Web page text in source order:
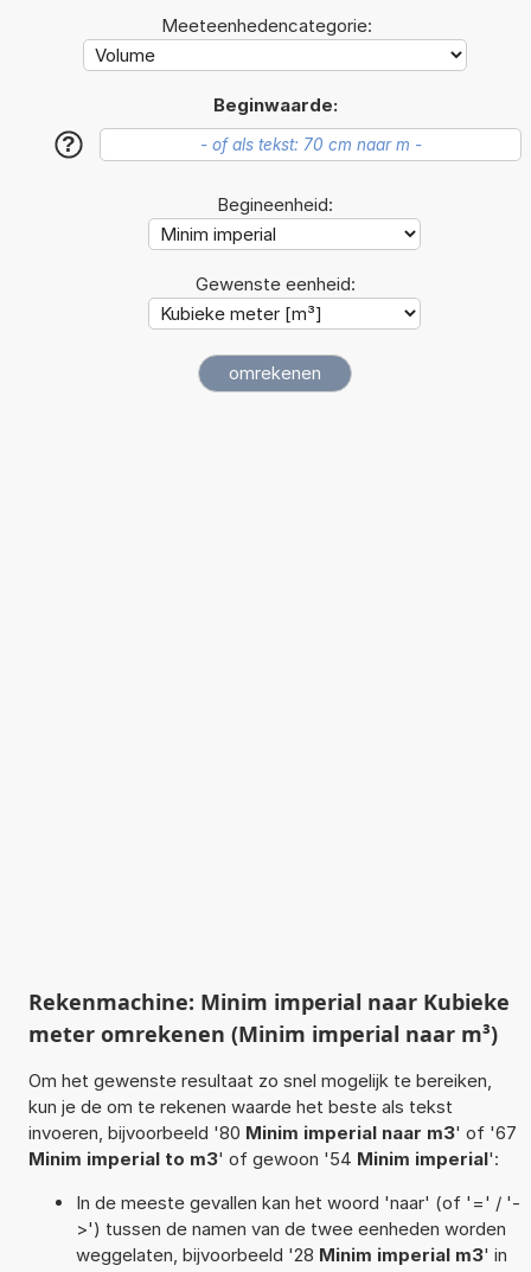
Meeteenhedencategorie:
Beginwaarde:
?
Begineenheid:
Gewenste eenheid:
Rekenmachine: Minim imperial naar Kubieke
meter omrekenen (Minim imperial naar m³)
Om het gewenste resultaat zo snel mogelijk te bereiken,
kun je de om te rekenen waarde het beste als tekst
invoeren, bijvoorbeeld '80 Minim imperial naar m3' of '67
Minim imperial to m3' of gewoon '54 Minim imperial':
In de meeste gevallen kan het woord 'naar' (of '=' / '-
>') tussen de namen van de twee eenheden worden
weggelaten, bijvoorbeeld '28 Minim imperial m3' in